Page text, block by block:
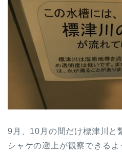
9月、10月の間だけ標津川と
シャケの遡上が観察できる